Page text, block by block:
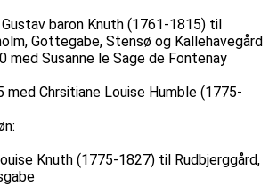
Gustav baron Knuth (1761-1815) til
Gottegabe, Stensø og Kallehavegård
Susanne le Sage de Fontenay
med Chrsitiane Louise Humble (1775-
Knuth (1775-1827) til Rudbjerggård,